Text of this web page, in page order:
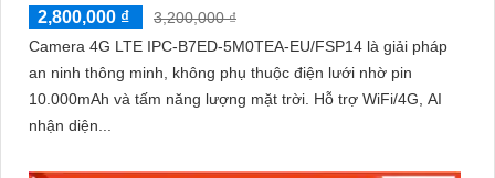
2,800,000 ₫
3,200,000 ₫
Camera 4G LTE IPC-B7ED-5M0TEA-EU/FSP14 là giải pháp
an ninh thông minh, không phụ thuộc điện lưới nhờ pin
10.000mAh và tấm năng lượng mặt trời. Hỗ trợ WiFi/4G, AI
nhận diện...